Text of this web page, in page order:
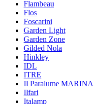
Flambeau
Flos
Foscarini
Garden Light
Garden Zone
Gilded Nola
Hinkley
IDL
ITRE
Il Paralume MARINA
Ilfari
Italamp